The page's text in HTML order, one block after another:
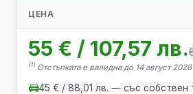
ЦЕНА
55 € / 107,57 лв.
(1)Отстъпката е валидна до 14 август 2026
45 € / 88,01 лв. — със собствен